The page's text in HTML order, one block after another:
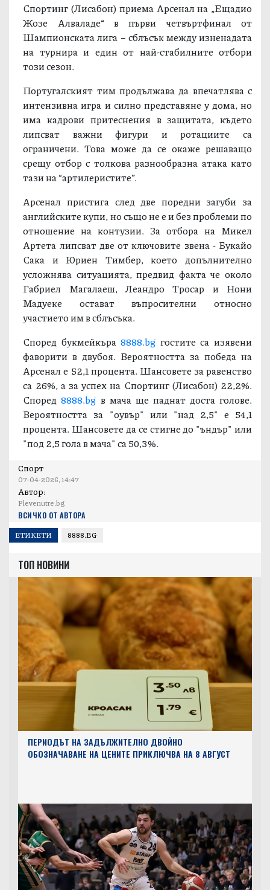
Спорт
07-04-2026, 14:47
Автор:
Plevenutre.bg
ВСИЧКО ОТ АВТОРА
Спортинг (Лисабон) приема Арсенал на „Ещадио
Жозе Алваладе“ в първи четвъртфинал от
Шампионската лига – сблъсък между изненадата
на турнира и един от най-стабилните отбори
този сезон.
Португалският тим продължава да впечатлява с
интензивна игра и силно представяне у дома, но
има кадрови притеснения в защитата, където
липсват важни фигури и ротациите са
ограничени. Това може да се окаже решаващо
срещу отбор с толкова разнообразна атака като
тази на “артилеристите”.
Арсенал пристига след две поредни загуби за
английските купи, но също не е и без проблеми по
отношение на контузии. За отбора на Микел
Артета липсват две от ключовите звена - Букайо
Сака и Юриен Тимбер, което допълнително
усложнява ситуацията, предвид факта че около
Габриел Магалаеш, Леандро Тросар и Нони
Мадуеке остават въпросителни относно
участието им в сблъсъка.
Според букмейкъра8888.bg гостите са изявени
фаворити в двубоя. Вероятността за победа на
Арсенал е 52,1 процента. Шансовете за равенство
са 26%, а за успех на Спортинг (Лисабон) 22,2%.
Според8888.bg в мача ще паднат доста голове.
Вероятността за "оувър" или "над 2,5" е 54,1
процента. Шансовете да се стигне до "ъндър" или
"под 2,5 гола в мача" са 50,3%.
ЕТИКЕТИ 8888.BG
ТОП НОВИНИ
ПЕРИОДЪТ НА ЗАДЪЛЖИТЕЛНО ДВОЙНО
ОБОЗНАЧАВАНЕ НА ЦЕНИТЕ ПРИКЛЮЧВА НА 8 АВГУСТ